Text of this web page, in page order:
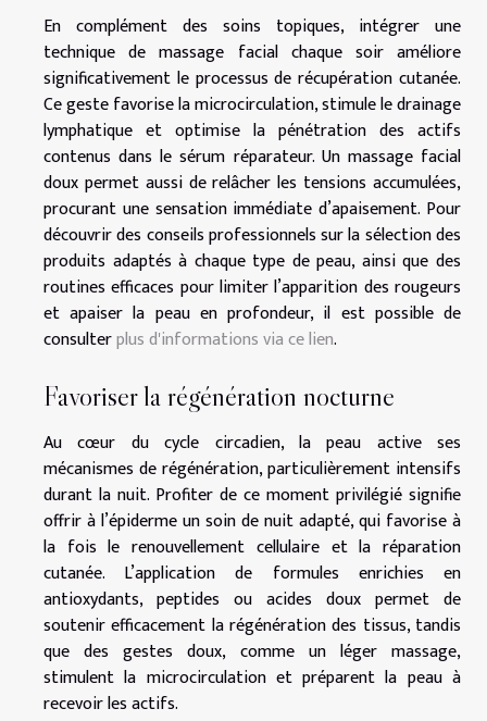
En complément des soins topiques, intégrer une
technique de massage facial chaque soir améliore
significativement le processus de récupération cutanée.
Ce geste favorise la microcirculation, stimule le drainage
lymphatique et optimise la pénétration des actifs
contenus dans le sérum réparateur. Un massage facial
doux permet aussi de relâcher les tensions accumulées,
procurant une sensation immédiate d’apaisement. Pour
découvrir des conseils professionnels sur la sélection des
produits adaptés à chaque type de peau, ainsi que des
routines efficaces pour limiter l’apparition des rougeurs
et apaiser la peau en profondeur, il est possible de
consulterplus d'informations via ce lien.
Favoriser la régénération nocturne
Au cœur du cycle circadien, la peau active ses
mécanismes de régénération, particulièrement intensifs
durant la nuit. Profiter de ce moment privilégié signifie
offrir à l’épiderme un soin de nuit adapté, qui favorise à
la fois le renouvellement cellulaire et la réparation
cutanée. L’application de formules enrichies en
antioxydants, peptides ou acides doux permet de
soutenir efficacement la régénération des tissus, tandis
que des gestes doux, comme un léger massage,
stimulent la microcirculation et préparent la peau à
recevoir les actifs.